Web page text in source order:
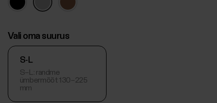
Vali oma suurus
S-L
S–L: randme
ümbermõõt 130–225
mm